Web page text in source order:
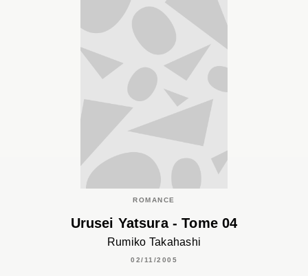
ROMANCE
Urusei Yatsura - Tome 04
Rumiko Takahashi
02/11/2005